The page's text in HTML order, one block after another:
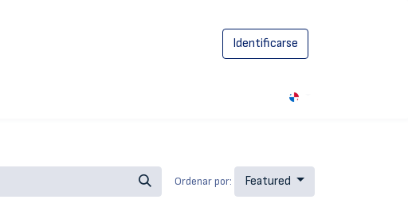
Identificarse
Ordenar por: Featured